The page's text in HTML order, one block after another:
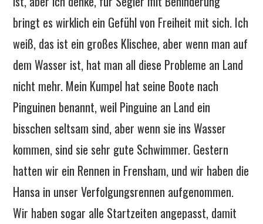
bringt es wirklich ein Gefühl von Freiheit mit sich. Ich
weiß, das ist ein großes Klischee, aber wenn man auf
dem Wasser ist, hat man all diese Probleme an Land
nicht mehr. Mein Kumpel hat seine Boote nach
Pinguinen benannt, weil Pinguine an Land ein
bisschen seltsam sind, aber wenn sie ins Wasser
kommen, sind sie sehr gute Schwimmer. Gestern
hatten wir ein Rennen in Frensham, und wir haben die
Hansa in unser Verfolgungsrennen aufgenommen.
Wir haben sogar alle Startzeiten angepasst, damit